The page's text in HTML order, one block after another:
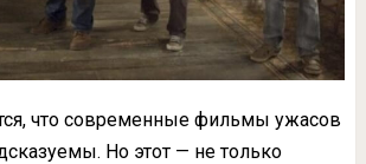
что современные фильмы ужасов
Но этот — не только